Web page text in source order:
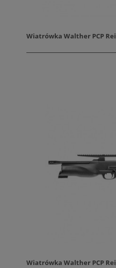
Wiatrówka Walther PCP
Wiatrówka Walther PCP